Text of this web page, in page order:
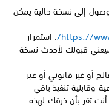
إلى نسخة حالية يمكن
https:// . استمرار
قبولك لأحدث نسخة
أو غير قانوني أو غير
وقابلية تنفيذ باقي
تقر بأن خرقك لهذه